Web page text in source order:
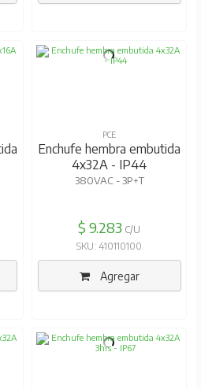
PCE
Enchufe hembra embutida
4x32A - IP44
380VAC - 3P+T
$ 9.283 C/U
SKU: 410110100
Agregar